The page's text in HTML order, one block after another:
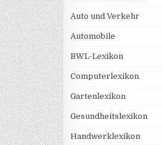
Auto und Verkehr
Automobile
BWL-Lexikon
Computerlexikon
Gartenlexikon
Gesundheitslexikon
Handwerklexikon